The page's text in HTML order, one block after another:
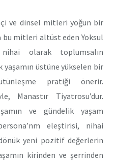
ve dinsel mitleri yoğun bir
mitleri altüst eden Yoksul
olarak toplumsalın
üstüne yükselen bir
pratiği önerir.
Manastır Tiyatrosu’dur.
ve gündelik yaşam
eleştirisi, nihai
yeni pozitif değerlerin
kirinden ve şerrinden